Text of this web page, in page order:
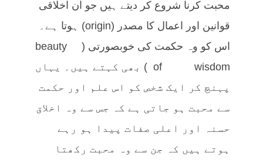
محبت کرنا شروع کر دیتے ہیں جو ان اخلاقی
قوانین اور اعمال کا مصدر (origin) ہوتا ہے۔
اس کو وہ حکمت کی خوبصورتی (beauty
of wisdom) بھی کہتے ہیں۔ یہاں
پہنچ کر ایک شخص کو اس علم اور حکمت
سے محبت ہو جاتی ہے کہ جس سے وہ اخلاق
حسنہ اور اعلی صفات پیدا ہو رہے
ہوتے ہیں کہ جن سے وہ محبت رکھتا